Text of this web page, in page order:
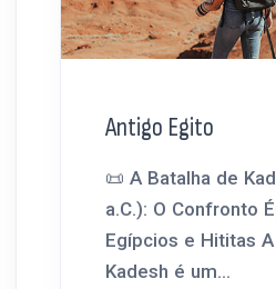
Antigo Egito
📜 A Batalha de
a.C.): O Confronto
Egípcios e Hititas
Kadesh é um...